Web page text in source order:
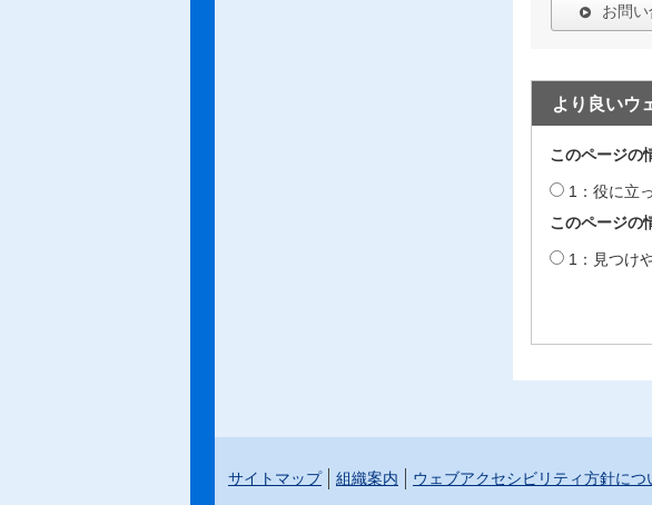
お問
より良いウ
このページの
1：役に立
このページの
1：見つけ
サイトマップ 組織案内 ウェブアクセシビリティ方針につ